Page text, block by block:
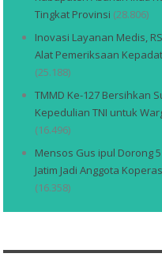
Tingkat Provinsi (28.806)
Inovasi Layanan Medis,
Alat Pemeriksaan
(25.188)
TMMD Ke-127 Bersihkan
Kepedulian TNI untuk
(16.496)
Mensos Gus ipul Dorong 5
Jatim Jadi Anggota
(16.358)